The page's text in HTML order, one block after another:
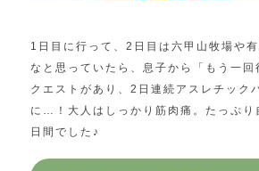
1日目に行って、2日目は六甲山牧場や
なと思っていたら、息子から「もう一回
クエストがあり、2日連続アスレチック
に…！大人はしっかり筋肉痛。たっぷり
日間でした♪